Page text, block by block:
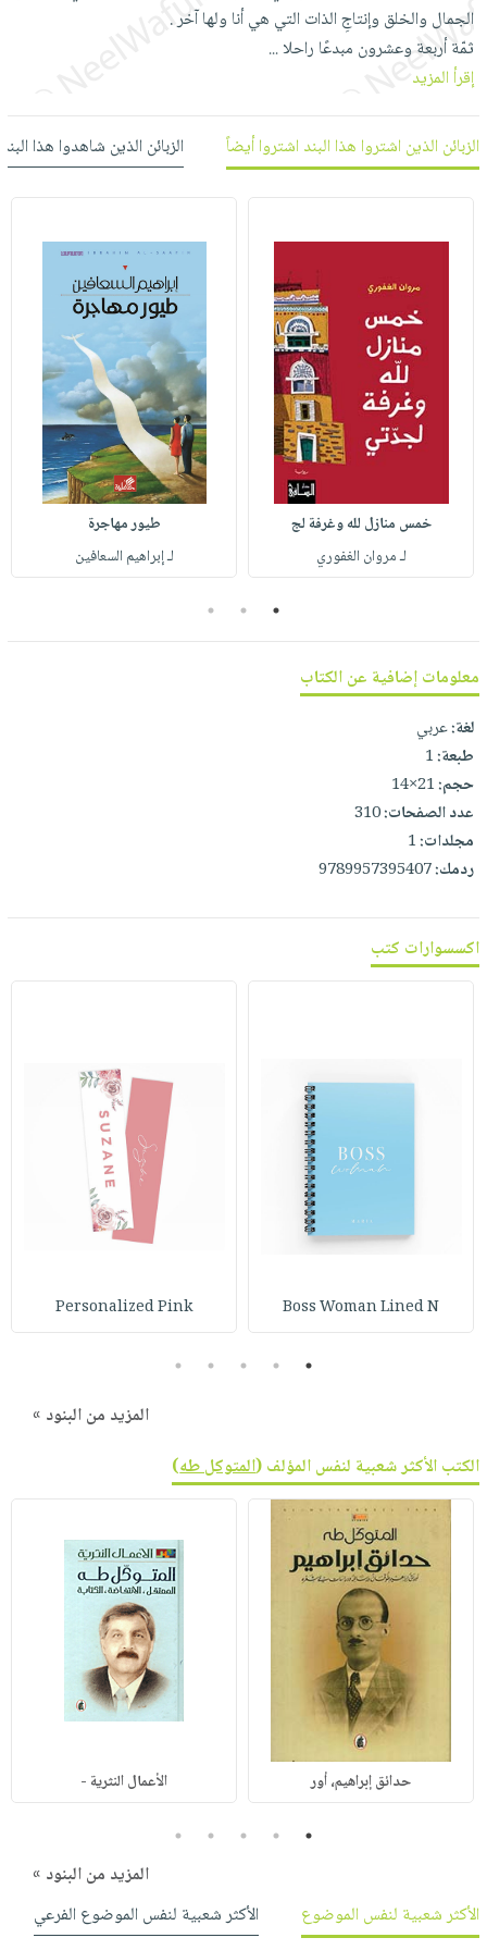
العناية
بالأسنان
الحمية
أدوات
المائدة
الأوعية
والتخزين
أدوات
الأكثر
مبيعاً
العودة
اكسسوارات
كتب
اكسسوارات
ملابس
مطرزات
حقائب
حلي
عناية
صابون
أطفال
مناسبات
شحن
مجاني
بنود
مختارة
كل
الاشتراكات
iKitab
حدود
بحث
الشركة
سياسة
فيديوهات
أسئلة
يتكرر
وفرات
انشر
كتابك
تواصل
معنا
حسابك
لائحة
عربة
الجمال والخلق وإنتاجِ الذات التي هي أنا ولها آخر .
ثمّة أربعة وعشرون مبدعًا راحلا...
إقرأ المزيد
الزبائن الذين اشتروا هذا البند اشتروا أيضاً الزبائن الذين شاهدوا هذا
خمس منازل لله وغرفة لج
لـ مروان الغفوري
طيور مهاجرة
لـ إبراهيم السعافين
1
2
3
معلومات إضافية عن الكتاب
لغة:عربي
طبعة:1
حجم:21×14
عدد الصفحات:310
مجلدات:1
ردمك:9789957395407
اكسسوارات كتب
Boss Woman Lined N
Personalized Pink
1
2
3
4
5
المزيد من البنود »
الكتب الأكثر شعبية لنفس المؤلف (المتوكل طه)
حدائق إبراهيم، أور الأعمال النثرية -
1
2
3
4
5
المزيد من البنود »
الأكثر شعبية لنفس الموضوع
الأكثر شعبية لنفس الموضوع الفرعي